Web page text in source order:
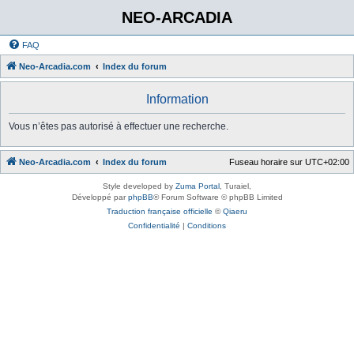
NEO-ARCADIA
FAQ
Neo-Arcadia.com Index du forum
Information
Vous n’êtes pas autorisé à effectuer une recherche.
Neo-Arcadia.com Index du forum Fuseau horaire sur UTC+02:00
Style developed by Zuma Portal , Turaiel,
Développé parphpBB® Forum Software © phpBB Limited
Traduction française officielle ©Qiaeru
Confidentialité | Conditions